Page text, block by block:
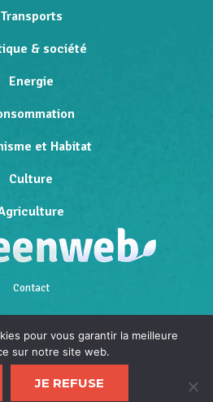
Transports
& société
Energie
et Habitat
Culture
Contact
légales
de confidentialité
pour vous garantir la meilleure
sur notre site web.
JE REFUSE